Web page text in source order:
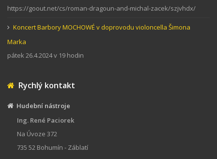
https://goout.net/cs/roman-dragoun-and-michal-zacek/szjvhdx/
Koncert Barbory MOCHOWÉ v doprovodu violoncella Šimona
Marka
pátek 26.4.2024 v 19 hodin
Rychlý kontakt
Hudební nástroje
Ing. René Paciorek
Na Úvoze 372
735 52 Bohumín - Záblatí